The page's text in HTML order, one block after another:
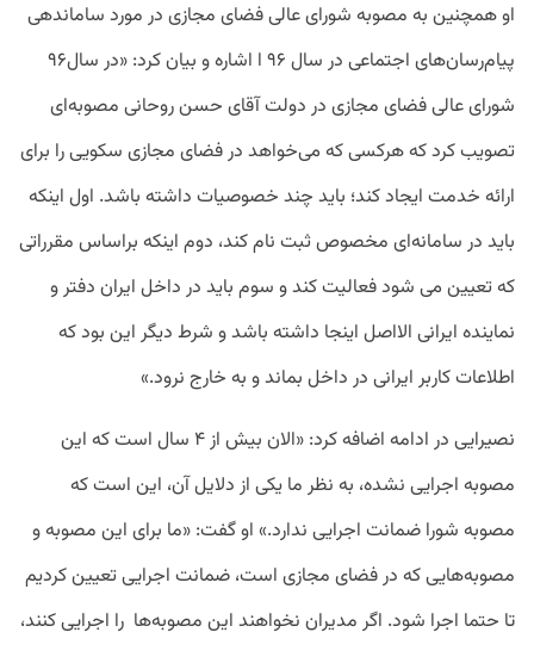
او همچنین به مصوبه شورای عالی فضای مجازی در مورد ساماندهی
پیام‌رسان‌های اجتماعی در سال ۹۶ ا اشاره و بیان کرد: «در سال۹۶
شورای عالی فضای مجازی در دولت آقای حسن روحانی مصوبه‌ای
تصویب کرد که هرکسی که می‌خواهد در فضای مجازی سکویی را برای
ارائه خدمت ایجاد کند؛ باید چند خصوصیات داشته باشد. اول اینکه
باید در سامانه‌ای مخصوص ثبت نام کند، دوم اینکه براساس مقرراتی
که تعیین می شود فعالیت کند و سوم باید در داخل ایران دفتر و
نماینده ایرانی الااصل اینجا داشته باشد و شرط دیگر این بود که
اطلاعات کاربر ایرانی در داخل بماند و به خارج نرود.»
نصیرایی در ادامه اضافه کرد: «الان بیش از ۴ سال است که این
مصوبه اجرایی نشده، به نظر ما یکی از دلایل آن، این است که
مصوبه شورا ضمانت اجرایی ندارد.» او گفت: «ما برای این مصوبه و
مصوبه‌هایی که در فضای مجازی است، ضمانت اجرایی تعیین کردیم
تا حتما اجرا شود. اگر مدیران نخواهند این مصوبه‌ها را اجرایی کنند،